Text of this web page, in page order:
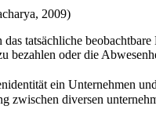
2009)
tatsächliche
bezahlen oder die
ein Unternehmen
zwischen diversen